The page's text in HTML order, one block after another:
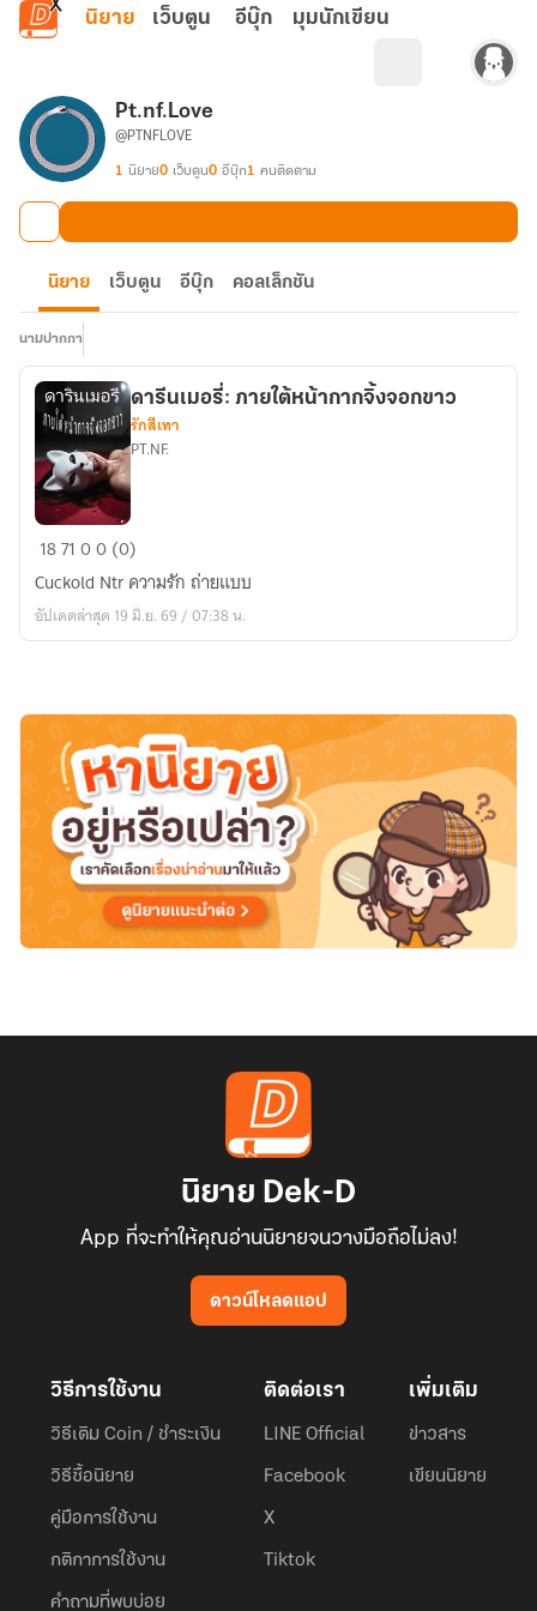
ข้ามไปยังเนื้อหาหลัก
นิยาย เว็บตูน อีบุ๊ก มุมนักเขียน
Pt.nf.Love
@PTNFLOVE
1 นิยาย0 เว็บตูน0 อีบุ๊ก1 คนติดตาม
นิยาย เว็บตูน อีบุ๊ก คอลเล็กชัน
นามปากกา
ดา
น
เม
ใต้
หน้ากาก
จิ้งจอก
ขาว
ดารีนเมอรี่: ภายใต้หน้ากากจิ้งจอกขาว
รักสีเทา
PT.NF.
187100 (0)
Cuckold Ntr ความรัก ถ่ายแบบ
อัปเดตล่าสุด 19 มิ.ย. 69 / 07:38 น.
นิยาย Dek-D
App ที่จะทำให้คุณอ่านนิยายจนวางมือถือไม่ลง!
ดาวน์โหลดแอป
วิธีการใช้งาน
วิธีเติม Coin / ชำระเงิน
วิธีซื้อนิยาย
คู่มือการใช้งาน
กติกาการใช้งาน
คำถามที่พบบ่อย
ติดต่อเรา
LINE Official
Facebook
X
Tiktok
เพิ่มเติม
ข่าวสาร
เขียนนิยาย